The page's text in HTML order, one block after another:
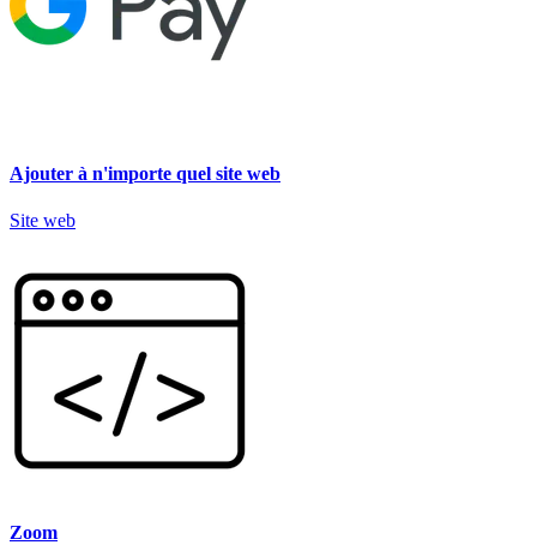
Ajouter à n'importe quel site web
Site web
Zoom